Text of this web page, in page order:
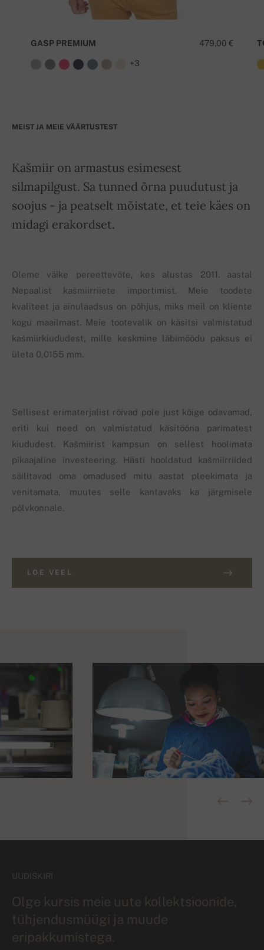
479,00 €
GASP PREMIUM
+3
MEIST JA MEIE VÄÄRTUSTEST
Kašmiir on armastus esimesest
silmapilgust. Sa tunned õrna puudutust ja
soojus - ja peatselt mõistate, et teie käes on
midagi erakordset.
Oleme väike pereettevõte, kes alustas 2011. aastal
Nepaalist kašmiirriiete importimist. Meie toodete
kvaliteet ja ainulaadsus on põhjus, miks meil on kliente
kogu maailmast. Meie tootevalik on käsitsi valmistatud
kašmiirkiududest, mille keskmine läbimõõdu paksus ei
ületa 0,0155 mm.
Sellisest erimaterjalist rõivad pole just kõige odavamad,
eriti kui need on valmistatud käsitööna parimatest
kiududest. Kašmiirist kampsun on sellest hoolimata
pikaajaline investeering. Hästi hooldatud kašmiirriided
säilitavad oma omadused mitu aastat pleekimata ja
venitamata, muutes selle kantavaks ka järgmisele
põlvkonnale.
LOE VEEL
UUDISKIRI
Olge kursis meie uute kollektsioonide,
tühjendusmüügi ja muude
eripakkumistega.